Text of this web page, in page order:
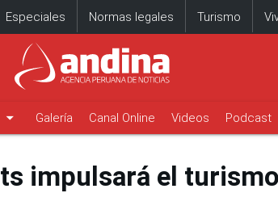
Especiales Normas legales Turismo
arrow_drop_down Galería Canal Online Videos Podcast
impulsará el turismo